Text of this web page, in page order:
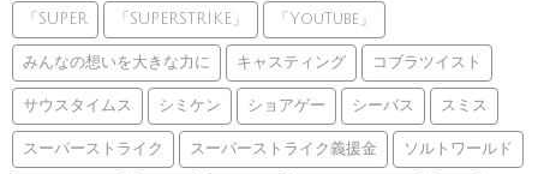
「SUPER 「SUPERSTRIKE」 「YouTube」
みんなの想いを大きな力に キャスティング コブラツイスト
サウスタイムス シミケン ショアゲー シーバス スミス
スーパーストライク スーパーストライク義援金 ソルトワールド